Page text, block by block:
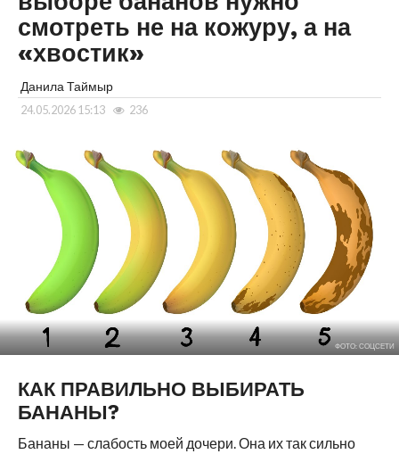
смотреть не на кожуру, а на
«хвостик»
Данила Таймыр
24.05.2026 15:13 236
ФОТО: СОЦСЕТИ
КАК ПРАВИЛЬНО ВЫБИРАТЬ
БАНАНЫ?
Бананы — слабость моей дочери. Она их так сильно